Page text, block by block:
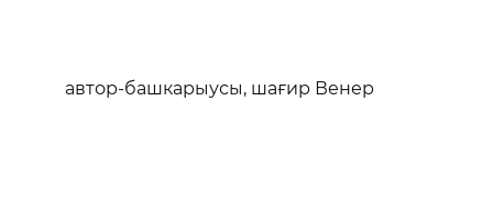
автор-башкарыусы, шағир Венер